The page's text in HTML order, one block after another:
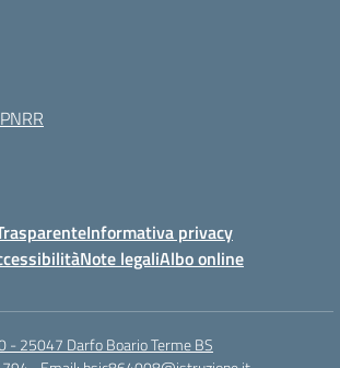
Informativa privacy
Note legaliAlbo online
- 25047 Darfo Boario Terme BS